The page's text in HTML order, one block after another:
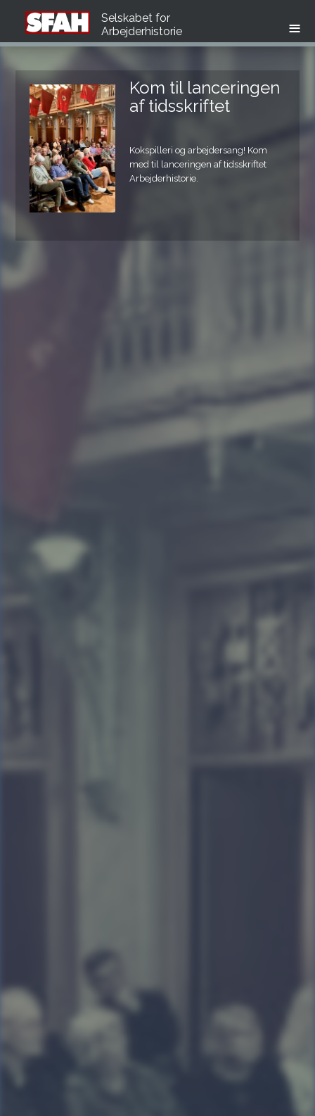
Selskabet for
Arbejderhistorie
Kom til lanceringen
af tidsskriftet
Kokspilleri og arbejdersang! Kom
med til lanceringen af tidsskriftet
Arbejderhistorie.
Nyt nummer af
Arbejder­historie­
Et nyt nummer af tidsskrift for
Arbejderhistorie - med tema om
arbejdersang og arbejdersangkultur.